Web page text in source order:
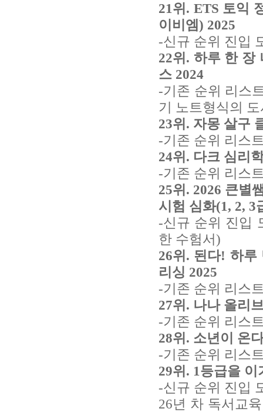
21위. ETS 토익
이비엠) 2025
-신규 순위 진입
22위. 하루 한 장
스 2024
-기존 순위 리스
기 노트형식의
23위. 자몽 살구
-기존 순위 리스
24위. 다크 심리
-기존 순위 리스
25위. 2026 큰별
시험 심화(1, 2, 3
-신규 순위 진입
한 수험서)
26위. 된다! 하루
리싱 2025
-기존 순위 리스
27위. 나나 올리
-기존 순위 리스
28위. 소년이 온
-기존 순위 리스
29위. 1등급을
-신규 순위 진입
26년 차 독서교